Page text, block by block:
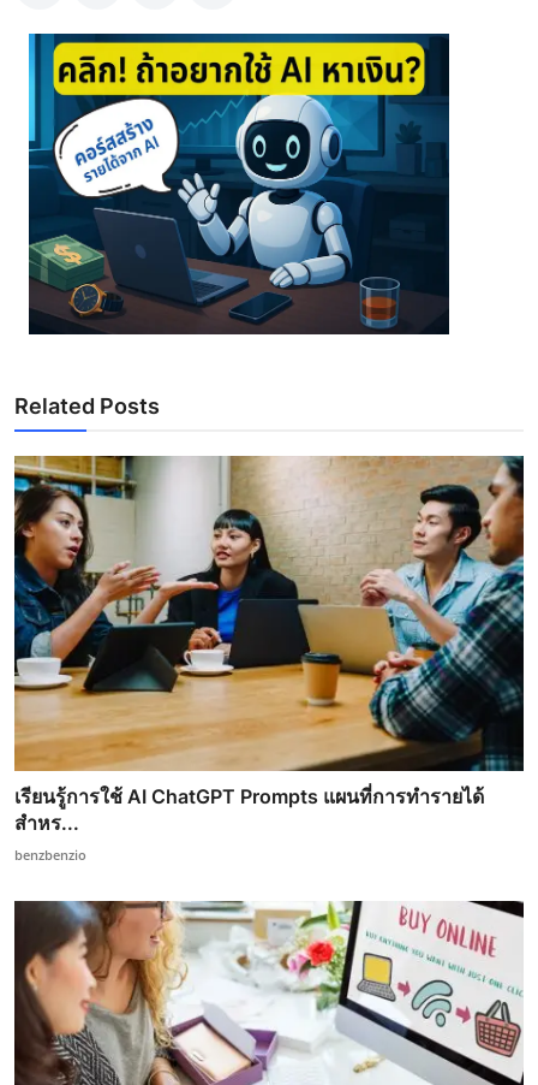
Related Posts
เรียนรู้การใช้ AI ChatGPT Prompts แผนที่การทำรายได้
สำหร...
benzbenzio